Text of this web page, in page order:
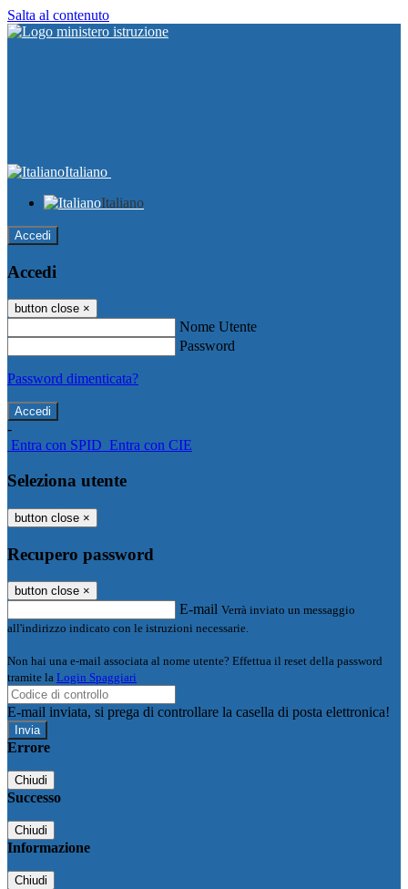
Salta al contenuto
Italiano
Italiano
Accedi
Accedi
button close ×
Nome Utente
Password
Password dimenticata?
-
Entra con SPID Entra con CIE
Seleziona utente
button close ×
Recupero password
button close ×
E-mail Verrà inviato un messaggio
all'indirizzo indicato con le istruzioni necessarie.
Non hai una e-mail associata al nome utente? Effettua il reset della password
tramite la Login Spaggiari
E-mail inviata, si prega di controllare la casella di posta elettronica!
Errore
Chiudi
Successo
Chiudi
Informazione
Chiudi